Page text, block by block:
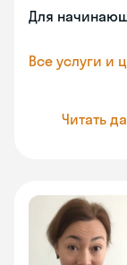
Для
Все услуги и
Читать